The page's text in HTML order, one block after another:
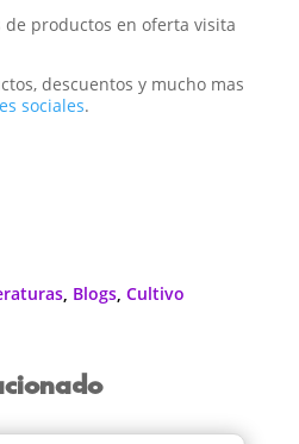
de productos en oferta visita
descuentos y mucho mas
sociales.
, Blogs, Cultivo